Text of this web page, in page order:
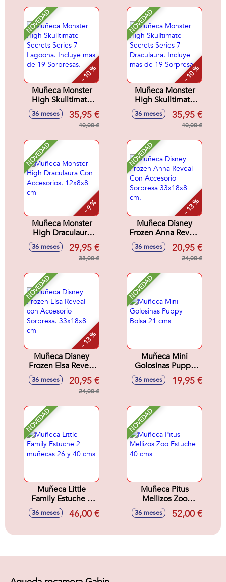
NOVEDAD
- 10 %
Muñeca Monster
High Skulltimate
Secrets Series 7
Lagoona. Incluye
mas de 19
36 meses 35,95 €
40,00 €
NOVEDAD
- 10 %
Muñeca Monster
High Skulltimate
Secrets Series 7
Draculaura. Incluye
mas de 19
36 meses 35,95 €
40,00 €
NOVEDAD
- 9 %
Muñeca Monster
High Draculaura
Con Accesorios.
12x8x8 cm
36 meses 29,95 €
33,00 €
NOVEDAD
- 13 %
Muñeca Disney
Frozen Anna Reveal
Con Accesorio
Sorpresa 33x18x8
36 meses 20,95 €
24,00 €
NOVEDAD
- 13 %
Muñeca Disney
Frozen Elsa Reveal
con Accesorio
Sorpresa. 33x18x8
36 meses 20,95 €
24,00 €
NOVEDAD
Muñeca Mini
Golosinas Puppy
Bolsa 21 cms
36 meses 19,95 €
NOVEDAD
Muñeca Little
Family Estuche 2
muñecas 26 y 40
cms
36 meses 46,00 €
NOVEDAD
Muñeca Pitus
Mellizos Zoo
Estuche 40 cms
36 meses 52,00 €